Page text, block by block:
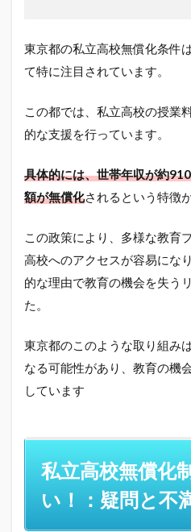
東京都の私立高校無償化条件
て特に注目されています。
この都では、私立高校の授業
的な支援を行っています。
具体的には、世帯年収が約
額が無償化されるという特徴
この政策により、多様な教育
高校へのアクセスが容易にな
的な理由で教育の機会を失う
た。
東京都のこのような取り組み
なる可能性があり、教育の機
しています
私立高校無償化
い！：疑問と不